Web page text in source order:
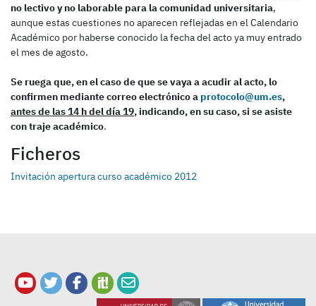
no lectivo y no laborable para la comunidad universitaria,
aunque estas cuestiones no aparecen reflejadas en el Calendario
Académico por haberse conocido la fecha del acto ya muy entrado
el mes de agosto.
Se ruega que, en el caso de que se vaya a acudir al acto, lo
confirmen mediante correo electrónico a protocolo@um.es,
antes de las 14 h del día 19, indicando, en su caso, si se asiste
con traje académico.
Ficheros
Invitación apertura curso académico 2012